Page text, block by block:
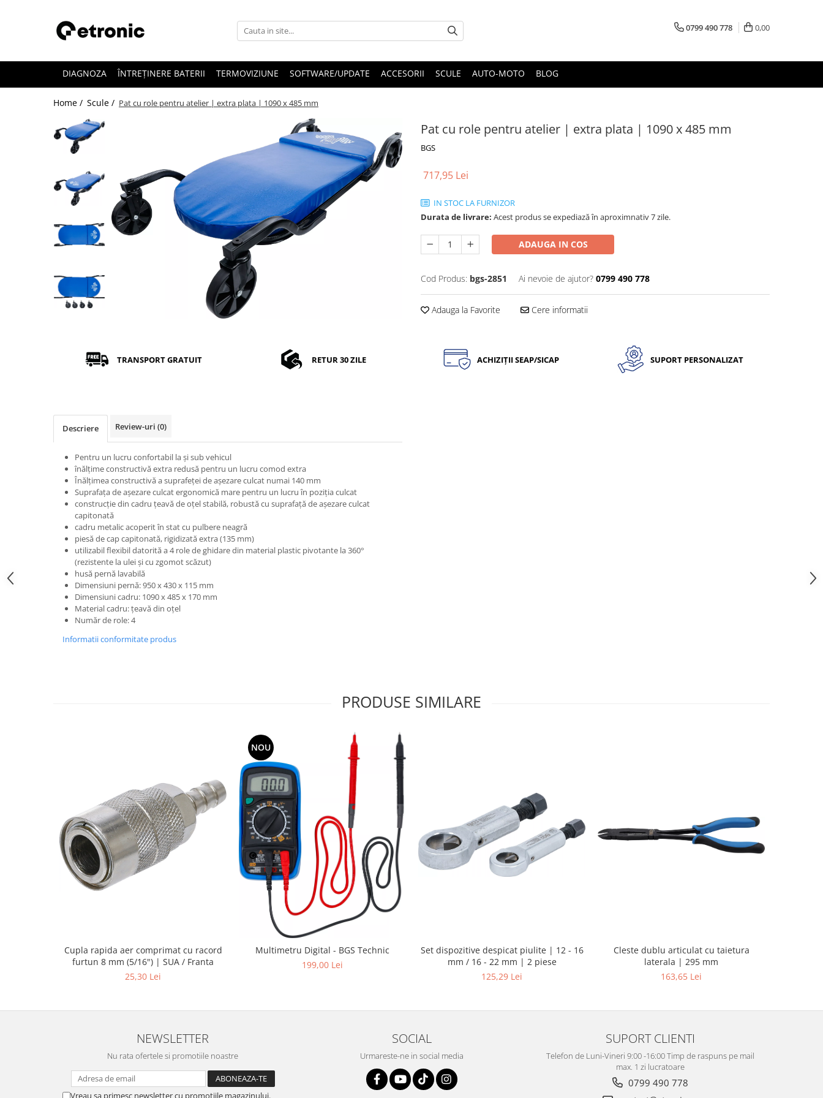
0799 490 778 0,00
DIAGNOZA ÎNTREȚINERE BATERII TERMOVIZIUNE SOFTWARE/UPDATE ACCESORII SCULE AUTO-MOTO BLOG
Home / Scule / Pat cu role pentru atelier | extra plata | 1090 x 485 mm
Pat cu role pentru atelier | extra plata | 1090 x 485 mm
BGS
717,95 Lei
IN STOC LA FURNIZOR
Durata de livrare: Acest produs se expediază în aproximnativ 7 zile.
ADAUGA IN COS
Cod Produs: bgs-2851 Ai nevoie de ajutor? 0799 490 778
Adauga la Favorite Cere informatii
TRANSPORT GRATUIT RETUR 30 ZILE ACHIZIȚII SEAP/SICAP SUPORT PERSONALIZAT
Descriere Review-uri (0)
Pentru un lucru confortabil la şi sub vehicul
înălţime constructivă extra redusă pentru un lucru comod extra
Înălţimea constructivă a suprafeţei de aşezare culcat numai 140 mm
Suprafaţa de aşezare culcat ergonomică mare pentru un lucru în poziţia culcat
construcţie din cadru ţeavă de oţel stabilă, robustă cu suprafaţă de aşezare culcat
capitonată
cadru metalic acoperit în stat cu pulbere neagră
piesă de cap capitonată, rigidizată extra (135 mm)
utilizabil flexibil datorită a 4 role de ghidare din material plastic pivotante la 360°
(rezistente la ulei şi cu zgomot scăzut)
husă pernă lavabilă
Dimensiuni pernă: 950 x 430 x 115 mm
Dimensiuni cadru: 1090 x 485 x 170 mm
Material cadru: ţeavă din oţel
Număr de role: 4
Informatii conformitate produs
PRODUSE SIMILARE
Cupla rapida aer comprimat cu racord
furtun 8 mm (5/16") | SUA / Franta
25,30 Lei
NOU
Multimetru Digital - BGS Technic
199,00 Lei
Set dispozitive despicat piulite | 12 - 16
mm / 16 - 22 mm | 2 piese
125,29 Lei
Cleste dublu articulat cu taietura
laterala | 295 mm
163,65 Lei
NEWSLETTER
Nu rata ofertele si promotiile noastre
Vreau sa primesc newsletter cu promotiile magazinului.
SOCIAL
Urmareste-ne in social media
SUPORT CLIENTI
Telefon de Luni-Vineri 9:00 -16:00 Timp de raspuns pe mail
max. 1 zi lucratoare
0799 490 778